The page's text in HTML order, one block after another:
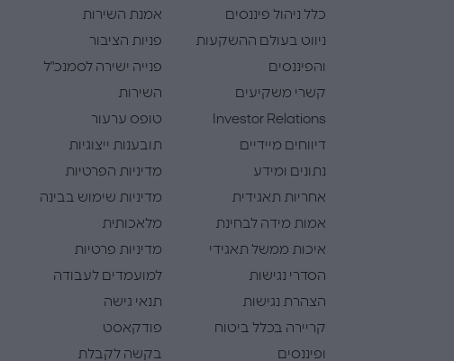
כלל ניהול פיננסים
ניווט בעולם ההשקעות
והפיננסים
קשרי משקיעים
Investor Relations
דיווחים מיידיים
נתונים ומידע
אחריות תאגידית
אמות מידה לבחינת
איכות ממשל תאגידי
הסדרי נגישות
הצהרת נגישות
קריירה בכלל ביטוח
ופיננסים
אמנת השירות
פניות הציבור
פנייה ישירה לסמנכ"ל
השירות
טופס ערעור
תובענות ייצוגיות
מדיניות הפרטיות
מדיניות שימוש בבינה
מלאכותית
מדיניות פרטיות
למועמדים לעבודה
תנאי גישה
פודקאסט
בקשה לקבלת